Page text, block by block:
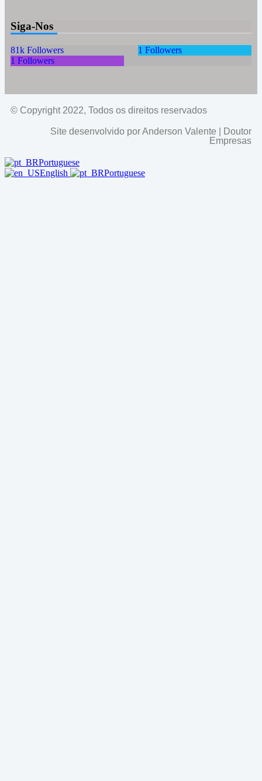
Siga-Nos
81k Followers 1Followers
1 Followers
© Copyright 2022, Todos os direitos reservados
Site desenvolvido por Anderson Valente | Doutor
Empresas
Portuguese
English
Portuguese